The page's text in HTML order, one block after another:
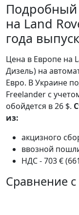
Подробный
на Land
года
Цена в Европе на
Дизель) на
Евро. В Украине
Freelander с
обойдется в 26 $.
из:
акцизного
ввозной
НДС - 703 €
Сравнение